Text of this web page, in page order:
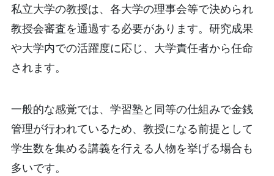
私立大学の教授は、各大学の理事会等で決められ
教授会審査を通過する必要があります。研究成果
や大学内での活躍度に応じ、大学責任者から任命
されます。
一般的な感覚では、学習塾と同等の仕組みで金銭
管理が行われているため、教授になる前提として
学生数を集める講義を行える人物を挙げる場合も
多いです。